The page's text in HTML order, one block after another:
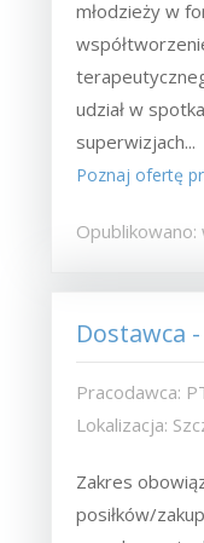
młodzieży w
udział w
superwizjach...
Poznaj ofertę
Opublikowano:
Dostawca
Pracodawca:
Lokalizacja:
Zakres
posiłków/